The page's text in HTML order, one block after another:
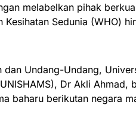
melabelkan pihak
Kesihatan Sedunia (WHO)
dan Undang-Undang,
Dr Akli
baharu berikutan negara